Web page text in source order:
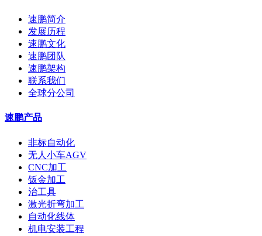
速鹏简介
发展历程
速鹏文化
速鹏团队
速鹏架构
联系我们
全球分公司
速鹏产品
非标自动化
无人小车AGV
CNC加工
钣金加工
治工具
激光折弯加工
自动化线体
机电安装工程